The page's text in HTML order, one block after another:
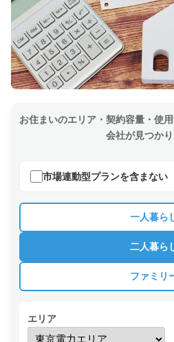
お住まいのエリア・契約容量・使
会社が見つかり
市場連動型プランを含まない
一人暮ら
二人暮ら
ファミリ
エリア